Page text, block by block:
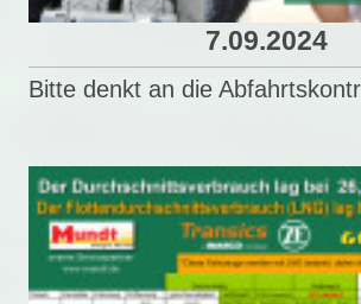
7.09.2024
Bitte denkt an die